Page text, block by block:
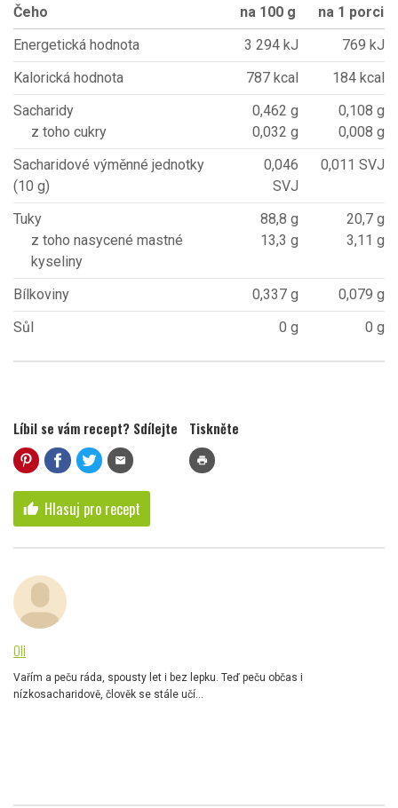
Čeho na 100 g
na 1 porci
Energetická hodnota
3 294 kJ
769 kJ
Kalorická hodnota
787 kcal
184 kcal
Sacharidy
z toho cukry
0,462 g
0,032 g
0,108 g
0,008 g
Sacharidové výměnné jednotky
(10 g)
0,046
SVJ
0,011 SVJ
Tuky
z toho nasycené mastné
kyseliny
88,8 g
13,3 g
20,7 g
3,11 g
Bílkoviny 0,337 g
0,079 g
Sůl
0 g 0 g
Líbil se vám recept? Sdílejte
mail
Tiskněte
print
thumb_up Hlasuj pro recept
Oli
Vařím a peču ráda, spousty let i bez lepku. Teď peču občas i
nízkosacharidově, člověk se stále učí...